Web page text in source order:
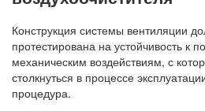
Конструкция системы вентиляции
протестирована на устойчивость к
механическим воздействиям, с
столкнуться в процессе
процедура.